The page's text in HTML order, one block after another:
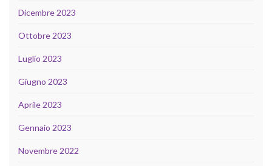
Dicembre 2023
Ottobre 2023
Luglio 2023
Giugno 2023
Aprile 2023
Gennaio 2023
Novembre 2022